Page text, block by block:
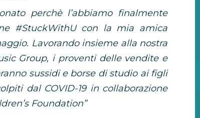
perchè l’abbiamo finalmente
#StuckWithU con la mia amica
Lavorando insieme alla nostra
Group, i proventi delle vendite e
sussidi e borse di studio ai figli
dal COVID-19 in collaborazione
Foundation”